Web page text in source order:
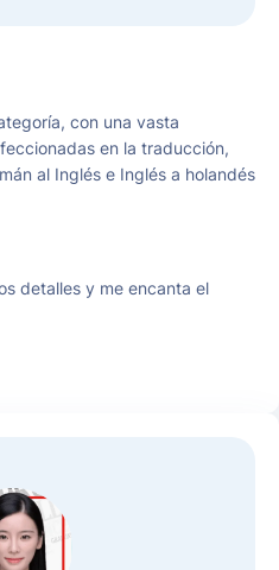
con una vasta
en la traducción,
al Inglés e Inglés a holandés
y traductor que vive en
en Berlín de madre
Me licencié en Lengua
y obtuve un máster
MI FILOSOFÍA: Los
lo que damos el mejor o
del mismo. Pongo por
detalles y me encanta el